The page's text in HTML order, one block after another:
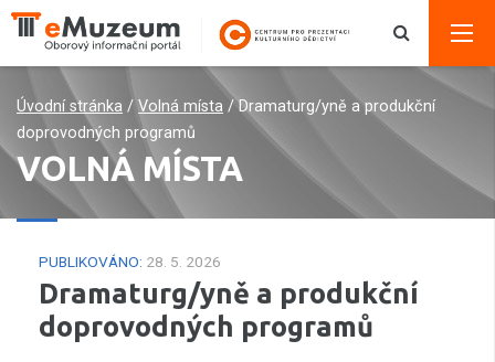
Úvodní stránka / Volná místa /Dramaturg/yně a produkční
doprovodných programů
VOLNÁ MÍSTA
PUBLIKOVÁNO: 28. 5. 2026
Dramaturg/yně a produkční
doprovodných programů